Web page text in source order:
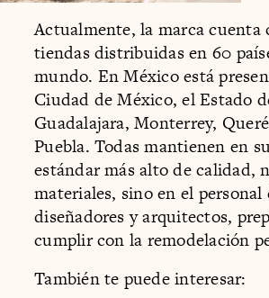
Actualmente, la marca cuenta
tiendas distribuidas en 60
mundo. En México está
Ciudad de México, el Estado
Guadalajara, Monterrey,
Puebla. Todas mantienen en
estándar más alto de calidad,
materiales, sino en el personal
diseñadores y arquitectos,
cumplir con la remodelación
También te puede interesar: